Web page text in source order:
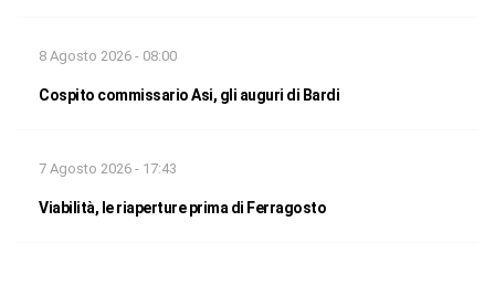
8 Agosto 2026 - 08:00
Cospito commissario Asi, gli auguri di Bardi
7 Agosto 2026 - 17:43
Viabilità, le riaperture prima di Ferragosto